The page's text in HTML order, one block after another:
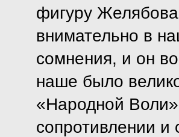
фигуру
внимательно в
сомнения, и он
наше было
«Народной
сопротивлении